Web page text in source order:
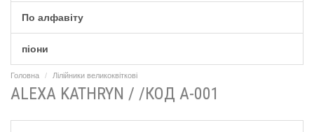
По алфавіту
піони
Головна Лілійники великоквіткові
ALEXA KATHRYN / /КОД А-001